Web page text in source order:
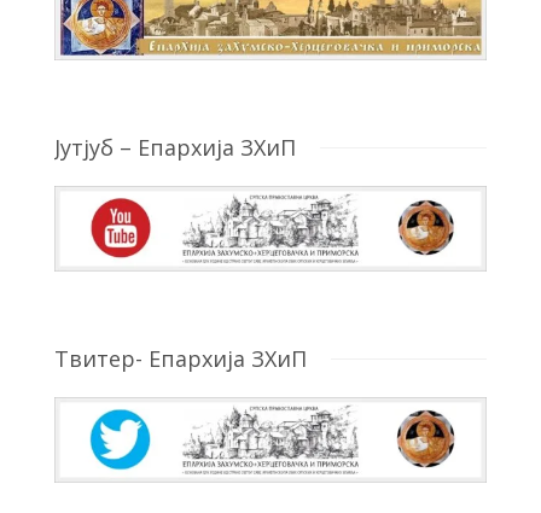
Јутјуб – Епархија ЗХиП
Твитер- Епархија ЗХиП